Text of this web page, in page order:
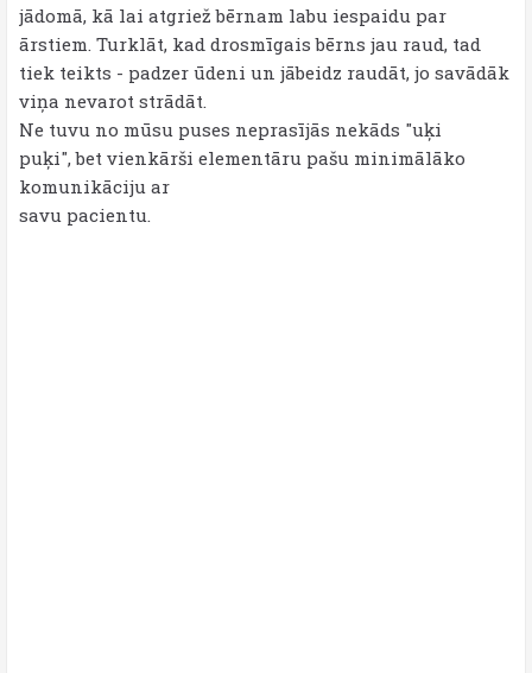
jādomā, kā lai atgriež bērnam labu iespaidu par
ārstiem. Turklāt, kad drosmīgais bērns jau raud, tad
tiek teikts - padzer ūdeni un jābeidz raudāt, jo savādāk
viņa nevarot strādāt.
Ne tuvu no mūsu puses neprasījās nekāds "uķi
puķi", bet vienkārši elementāru pašu minimālāko
komunikāciju ar
savu pacientu.